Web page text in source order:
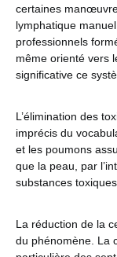
certaines
lymphatique
professionnels
même orienté vers
significative ce
L’élimination des
imprécis du
et les poumons
que la peau, par
substances
La réduction de la
du phénomène. La